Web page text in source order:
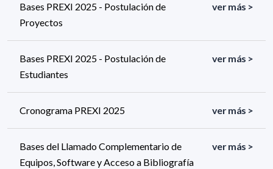
Bases PREXI 2025 - Postulación de
Proyectos
ver más >
Bases PREXI 2025 - Postulación de
Estudiantes
ver más >
Cronograma PREXI 2025 ver más >
Bases del Llamado Complementario de
Equipos, Software y Acceso a Bibliografía
ver más >